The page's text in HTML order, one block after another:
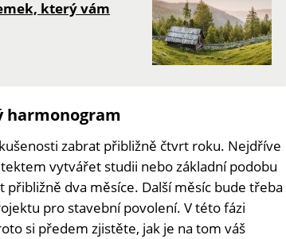
který vám
harmonogram
zabrat přibližně čtvrt roku. Nejdříve
vytvářet studii nebo základní podobu
přibližně dva měsíce. Další měsíc bude třeba
pro stavební povolení. V této fázi
si předem zjistěte, jak je na tom váš